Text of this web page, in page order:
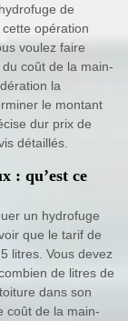
de
opération
voulez faire
coût de la main-
la
le montant
dur prix de
détaillés.
: qu’est ce
un hydrofuge
que le tarif de
litres. Vous devez
de litres de
dans son
coût de la main-